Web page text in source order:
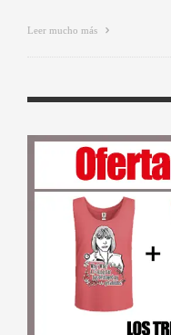
Leer mucho más